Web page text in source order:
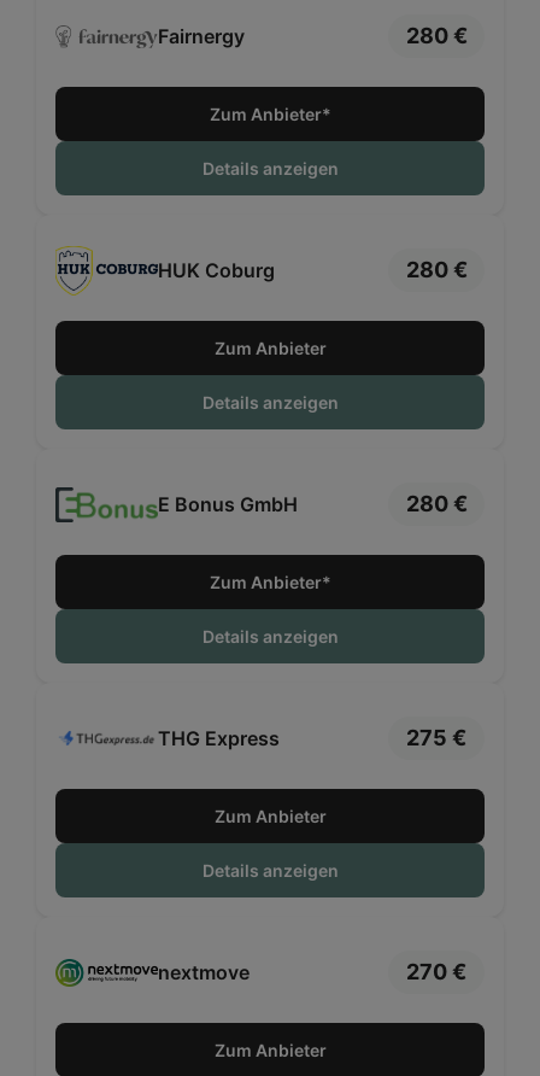
Fairnergy 280 €
Zum Anbieter*
Details anzeigen
HUK Coburg 280 €
Zum Anbieter
Details anzeigen
E Bonus GmbH 280 €
Zum Anbieter*
Details anzeigen
THG Express 275 €
Zum Anbieter
Details anzeigen
nextmove 270 €
Zum Anbieter